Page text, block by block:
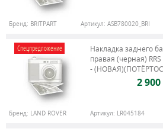
Бренд: BRITPART Артикул: ASB780020_BRI
Спецпредложение
Накладка заднего
правая (черная)
-
2
Бренд: LAND ROVER Артикул: LR045184